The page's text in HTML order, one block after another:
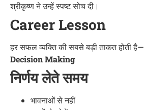
श्रीकृष्ण ने उन्हें स्पष्ट सोच दी।
Career Lesson
हर सफल व्यक्ति की सबसे बड़ी ताकत होती है—
Decision Making
निर्णय लेते समय
भावनाओं से नहीं